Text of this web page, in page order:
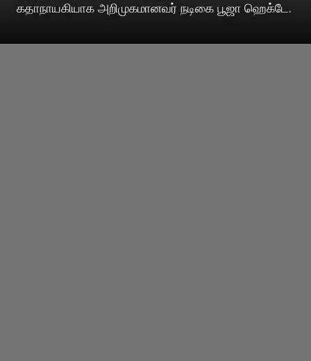
கதாநாயகியாக அறிமுகமானவர் நடிகை பூஜா ஹெக்டே.